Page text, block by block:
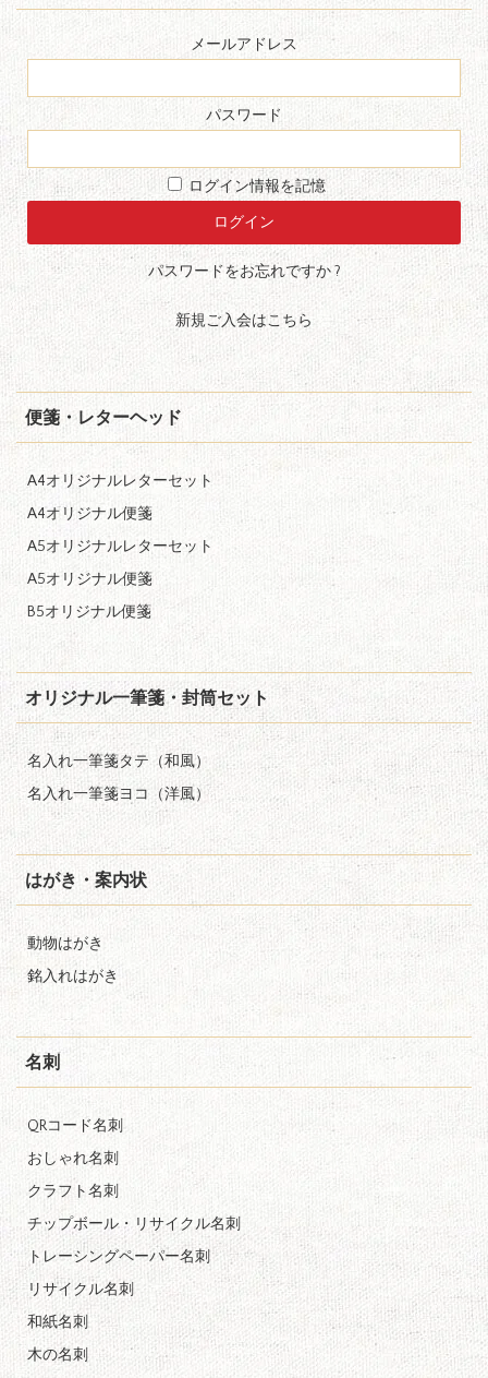
メールアドレス
パスワード
ログイン情報を記憶
パスワードをお忘れですか ?
新規ご入会はこちら
便箋・レターヘッド
A4オリジナルレターセット
A4オリジナル便箋
A5オリジナルレターセット
A5オリジナル便箋
B5オリジナル便箋
オリジナル一筆箋・封筒セット
名入れ一筆箋タテ（和風）
名入れ一筆箋ヨコ（洋風）
はがき・案内状
動物はがき
銘入れはがき
名刺
QRコード名刺
おしゃれ名刺
クラフト名刺
チップボール・リサイクル名刺
トレーシングペーパー名刺
リサイクル名刺
和紙名刺
木の名刺